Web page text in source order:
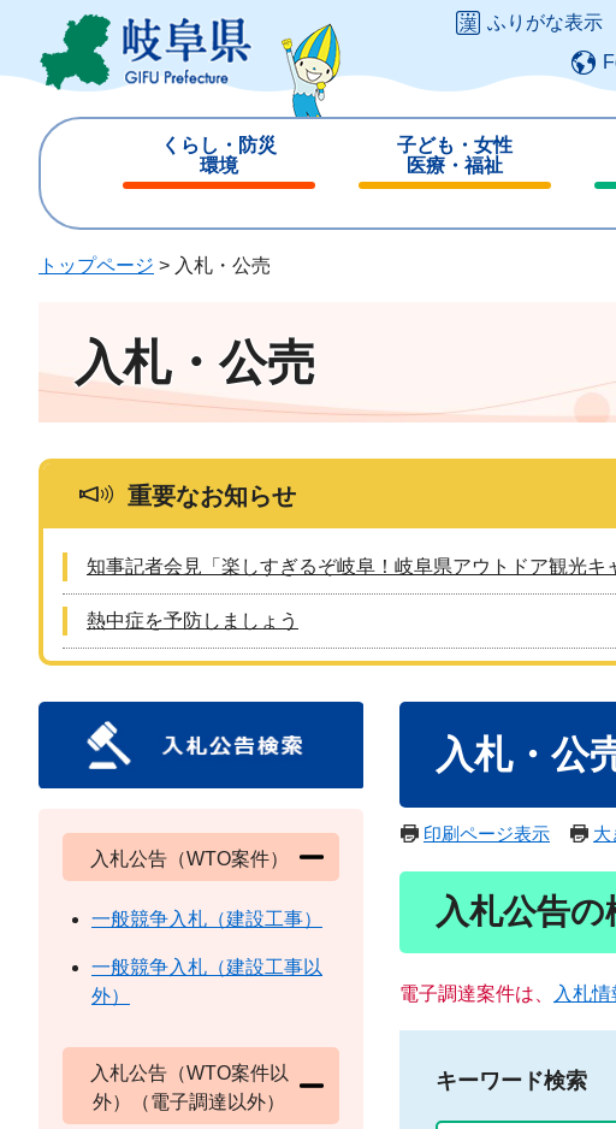
ジ
ュ
ふりがな表示
くらし・防災
環境
じ
子ども・女性
医療・福祉
じ
じ
トップページ > 入札・公売
入札・公売
重要なお知らせ
知事記者会見「楽しすぎるぞ岐阜！岐阜県アウトドア観光キ
熱中症を予防しましょう
入札・公
印刷ページ表示 大
入札公告の
電子調達案件は、 入札
キーワード検索
入札公告（WTO案件）
一般競争入札（建設工事）
一般競争入札（建設工事以
外）
入札公告（WTO案件以
外）（電子調達以外）